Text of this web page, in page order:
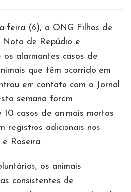
feira (6), a ONG Filhos de
Nota de Repúdio e
os alarmantes casos de
que têm ocorrido em
em contato com o Jornal
semana foram
casos de animais mortos
registros adicionais nos
e Roseira.
os animais
consistentes de